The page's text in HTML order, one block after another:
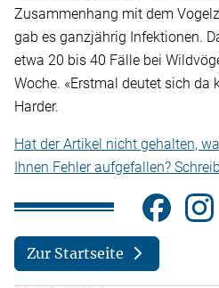
Zusammenhang mit dem
gab es ganzjährig Infektionen.
etwa 20 bis 40 Fälle bei
Woche. «Erstmal deutet sich da
Harder.
Hat der Artikel nicht gehalten,
Ihnen Fehler aufgefallen?
Zur Startseite